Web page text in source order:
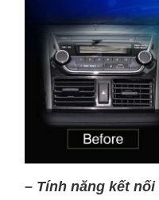
– Tính năng kết